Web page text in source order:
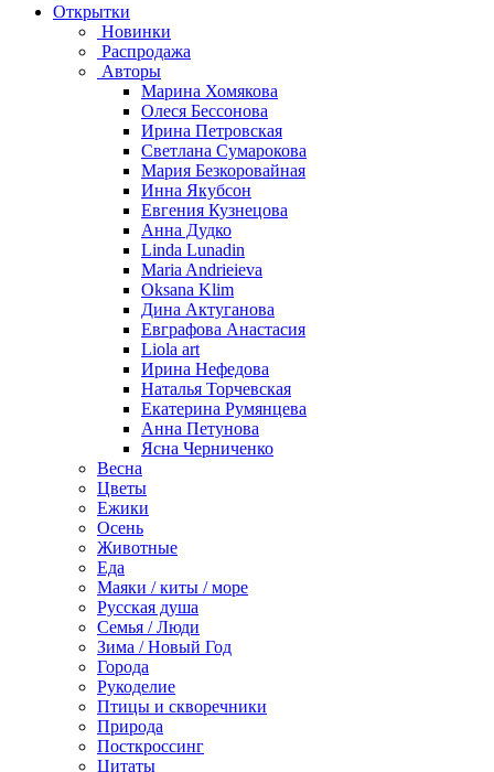
Открытки
Новинки
Распродажа
Авторы
Марина Хомякова
Олеся Бессонова
Ирина Петровская
Светлана Сумарокова
Мария Безкоровайная
Инна Якубсон
Евгения Кузнецова
Анна Дудко
Linda Lunadin
Maria Andrieieva
Oksana Klim
Дина Актуганова
Евграфова Анастасия
Liola art
Ирина Нефедова
Наталья Торчевская
Екатерина Румянцева
Анна Петунова
Ясна Черниченко
Весна
Цветы
Ежики
Осень
Животные
Еда
Маяки / киты / море
Русская душа
Семья / Люди
Зима / Новый Год
Города
Рукоделие
Птицы и скворечники
Природа
Посткроссинг
Цитаты